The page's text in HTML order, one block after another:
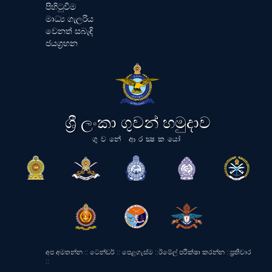
පිහිටුවීම
මාධ්‍ය ගැලරිය
වෙනත් සබැඳි
ජයග්‍රහන
ශ්‍රී ලංකා ගුවන් හමුදාව
ගුවනේ ආරක්‍ෂකයෝ
අප අමතන්න :: ටෙන්ඩර් :: පෙළගැස්ම ::ඊමේල් පරීක්ෂා කරන්න ::ප්‍රතිචාර
::